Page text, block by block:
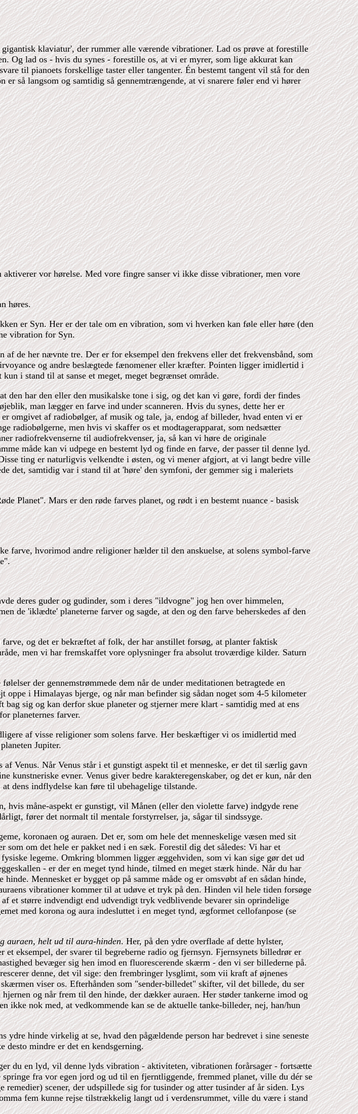
klaviatur', der rummer alle værende vibrationer. Lad os prøve at forestille
Og lad os - hvis du synes - forestille os, at vi er myrer, som lige akkurat kan
til pianoets forskellige taster eller tangenter. Én bestemt tangent vil stå for den
så langsom og samtidig så gennemtrængende, at vi snarere føler end vi hører
vor hørelse. Med vore fingre sanser vi ikke disse vibrationer, men vore
høres.
er Syn. Her er der tale om en vibration, som vi hverken kan føle eller høre (den
vibration for Syn.
de her nævnte tre. Der er for eksempel den frekvens eller det frekvensbånd, som
og andre beslægtede fænomener eller kræfter. Pointen ligger imidlertid i
i stand til at sanse et meget, meget begrænset område.
har den eller den musikalske tone i sig, og det kan vi gøre, fordi der findes
man lægger en farve ind under scanneren. Hvis du synes, dette her er
omgivet af radiobølger, af musik og tale, ja, endog af billeder, hvad enten vi er
radiobølgerne, men hvis vi skaffer os et modtagerapparat, som nedsætter
radiofrekvenserne til audiofrekvenser, ja, så kan vi høre de originale
måde kan vi udpege en bestemt lyd og finde en farve, der passer til denne lyd.
ting er naturligvis velkendte i østen, og vi mener afgjort, at vi langt bedre ville
det, samtidig var i stand til at 'høre' den symfoni, der gemmer sig i maleriets
Planet". Mars er den røde farves planet, og rødt i en bestemt nuance - basisk
farve, hvorimod andre religioner hælder til den anskuelse, at solens symbol-farve
deres guder og gudinder, som i deres "ildvogne" jog hen over himmelen,
de 'iklædte' planeterne farver og sagde, at den og den farve beherskedes af den
og det er bekræftet af folk, der har anstillet forsøg, at planter faktisk
men vi har fremskaffet vore oplysninger fra absolut troværdige kilder. Saturn
der gennemstrømmede dem når de under meditationen betragtede en
i Himalayas bjerge, og når man befinder sig sådan noget som 4-5 kilometer
sig og kan derfor skue planeter og stjerner mere klart - samtidig med at ens
planeternes farver.
af visse religioner som solens farve. Her beskæftiger vi os imidlertid med
Jupiter.
Venus. Når Venus står i et gunstigt aspekt til et menneske, er det til særlig gavn
kunstneriske evner. Venus giver bedre karakteregenskaber, og det er kun, når den
dens indflydelse kan føre til ubehagelige tilstande.
hvis måne-aspekt er gunstigt, vil Månen (eller den violette farve) indgyde rene
fører det normalt til mentale forstyrrelser, ja, sågar til sindssyge.
koronaen og auraen. Det er, som om hele det menneskelige væsen med sit
som om det hele er pakket ned i en sæk. Forestil dig det således: Vi har et
legeme. Omkring blommen ligger æggehviden, som vi kan sige gør det ud
- er der en meget tynd hinde, tilmed en meget stærk hinde. Når du har
Mennesket er bygget op på samme måde og er omsvøbt af en sådan hinde,
vibrationer kommer til at udøve et tryk på den. Hinden vil hele tiden forsøge
et større indvendigt end udvendigt tryk vedblivende bevarer sin oprindelige
med korona og aura indesluttet i en meget tynd, ægformet cellofanpose (se
auraen, helt ud til aura-hinden. Her, på den ydre overflade af dette hylster,
eksempel, der svarer til begreberne radio og fjernsyn. Fjernsynets billedrør er
bevæger sig hen imod en fluorescerende skærm - den vi ser billederne på.
denne, det vil sige: den frembringer lysglimt, som vii kraft af øjnenes
viser os. Efterhånden som "sender-billedet" skifter, vil det billede, du ser
og når frem til den hinde, der dækker auraen. Her støder tankerne imod og
ikke nok med, at vedkommende kan se de aktuelle tanke-billeder, nej, han/hun
ydre hinde virkelig at se, hvad den pågældende person har bedrevet i sine seneste
mindre er det en kendsgerning.
du en lyd, vil denne lyds vibration - aktiviteten, vibrationen forårsager - fortsætte
fra vor egen jord og ud til en fjerntliggende, fremmed planet, ville du dér se
scener, der udspillede sig for tusinder og atter tusinder af år siden. Lys
fem kunne rejse tilstrækkelig langt ud i verdensrummet, ville du være i stand